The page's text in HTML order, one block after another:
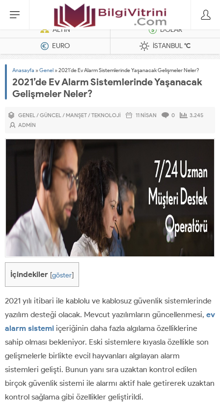
Dizel Jeneratörler
ALTIN
DOLAR
EURO
İSTANBUL°C
Anasayfa »Genel »2021’de Ev Alarm Sistemlerinde Yaşanacak Gelişmeler Neler?
2021’de Ev Alarm Sistemlerinde Yaşanacak
Gelişmeler Neler?
GENEL/GÜNCEL/ MANŞET/TEKNOLOJI 11 NISAN 0
3.245
ADMIN
İçindekiler [göster]
2021 yılı itibari ile kablolu ve kablosuz güvenlik sistemlerinde
yazılım desteği olacak. Mevcut yazılımların güncellenmesi, ev
alarm sistemi içeriğinin daha fazla algılama özelliklerine
sahip olması bekleniyor. Eski sistemlere kıyasla özellikle son
gelişmelerle birlikte evcil hayvanları algılayan alarm
sistemleri gelişti. Bunun yanı sıra uzaktan kontrol edilen
birçok güvenlik sistemi ile alarmı aktif hale getirerek uzaktan
kontrol sağlama gibi özellikler geliştirildi.